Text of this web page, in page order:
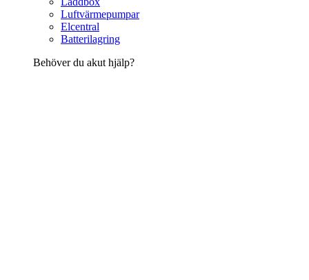
Luftvärmepumpar
Elcentral
Batterilagring
Behöver du akut hjälp?